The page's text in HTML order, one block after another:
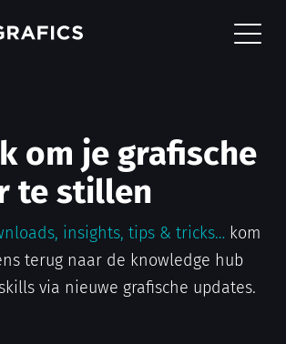
om je grafische
te stillen
insights, tips & tricks… kom
terug naar de knowledge hub
via nieuwe grafische updates.